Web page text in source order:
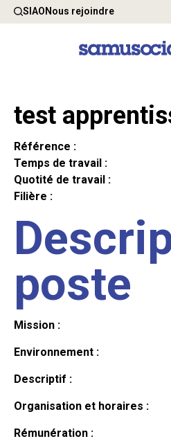
SIAONous rejoindre
test
Référence :
Temps de travail :
Quotité de travail :
Filière :
poste
Mission :
Environnement :
Descriptif :
Organisation et horaires :
Rémunération :